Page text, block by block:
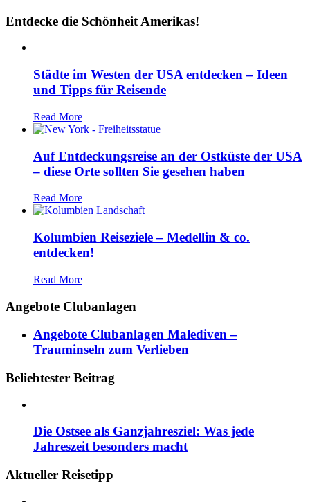
Entdecke die Schönheit Amerikas!
Städte im Westen der USA entdecken – Ideen
und Tipps für Reisende
Read More
Auf Entdeckungsreise an der Ostküste der USA
– diese Orte sollten Sie gesehen haben
Read More
Kolumbien Reiseziele – Medellin & co.
entdecken!
Read More
Angebote Clubanlagen
Angebote Clubanlagen Malediven –
Trauminseln zum Verlieben
Beliebtester Beitrag
Die Ostsee als Ganzjahresziel: Was jede
Jahreszeit besonders macht
Aktueller Reisetipp